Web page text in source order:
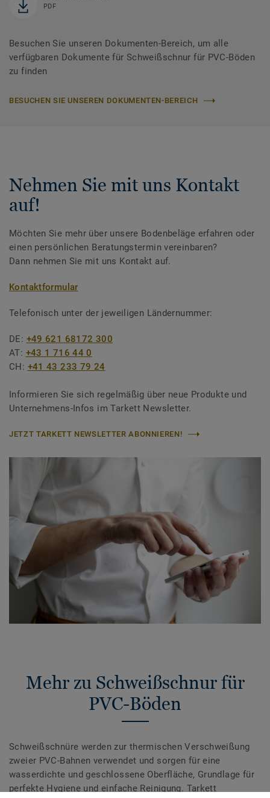
PDF
Besuchen Sie unseren Dokumenten-Bereich, um alle
verfügbaren Dokumente für Schweißschnur für PVC-Böden
zu finden
BESUCHEN SIE UNSEREN DOKUMENTEN-BEREICH
Nehmen Sie mit uns Kontakt
auf!
Möchten Sie mehr über unsere Bodenbeläge erfahren oder
einen persönlichen Beratungstermin vereinbaren?
Dann nehmen Sie mit uns Kontakt auf.
Kontaktformular
Telefonisch unter der jeweiligen Ländernummer:
DE: +49 621 68172 300
AT: +43 1 716 44 0
CH: +41 43 233 79 24
Informieren Sie sich regelmäßig über neue Produkte und
Unternehmens-Infos im Tarkett Newsletter.
JETZT TARKETT NEWSLETTER ABONNIEREN!
Mehr zu Schweißschnur für
PVC-Böden
Schweißschnüre werden zur thermischen Verschweißung
zweier PVC-Bahnen verwendet und sorgen für eine
wasserdichte und geschlossene Oberfläche, Grundlage für
perfekte Hygiene und einfache Reinigung. Tarkett